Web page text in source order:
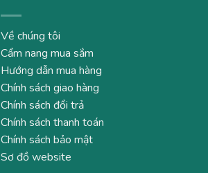
Về chúng tôi
Cẩm nang mua sắm
Hướng dẫn mua hàng
Chính sách giao hàng
Chính sách đổi trả
Chính sách thanh toán
Chính sách bảo mật
Sơ đồ website